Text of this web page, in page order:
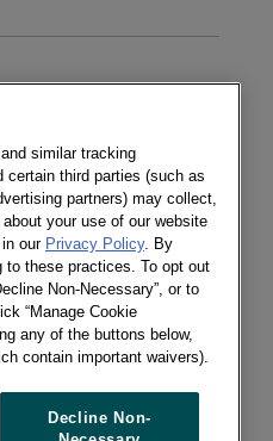
similar tracking
certain third parties (such as
partners) may collect,
your use of our website
our Privacy Policy. By
to these practices. To opt out
Non-Necessary”, or to
“Manage Cookie
any of the buttons below,
contain important waivers).
Decline Non-